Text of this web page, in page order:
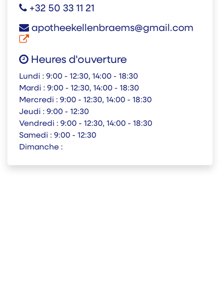
+32 50 33 11 21
apotheekellenbraems@gmail.com
Heures d'ouverture
Lundi : 9:00 - 12:30, 14:00 - 18:30
Mardi : 9:00 - 12:30, 14:00 - 18:30
Mercredi : 9:00 - 12:30, 14:00 - 18:30
Jeudi : 9:00 - 12:30
Vendredi : 9:00 - 12:30, 14:00 - 18:30
Samedi : 9:00 - 12:30
Dimanche :